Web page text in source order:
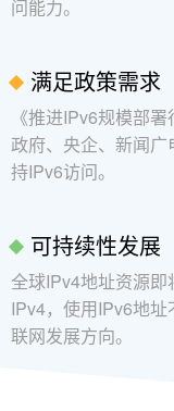
问能力。
满足政策需求
《推进IPv6规模部
政府、央企、新闻
持IPv6访问。
可持续性发展
全球IPv4地址资源
IPv4，使用IPv6地
联网发展方向。